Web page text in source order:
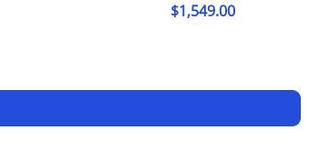
$1,549.00